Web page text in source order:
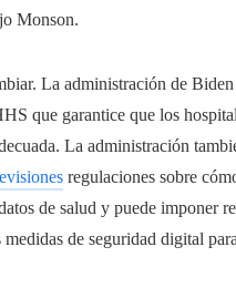
Monson.
La administración de Biden
que garantice que los
La administración
regulaciones sobre
de salud y puede imponer
medidas de seguridad digital